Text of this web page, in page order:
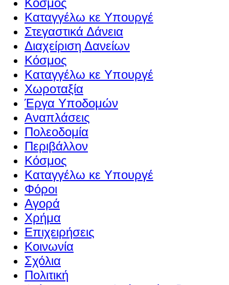
Καταγγέλω κε Υπουργέ
Στεγαστικά Δάνεια
Διαχείριση Δανείων
Κόσμος
Καταγγέλω κε Υπουργέ
Χωροταξία
Έργα Υποδομών
Αναπλάσεις
Πολεοδομία
Περιβάλλον
Κόσμος
Καταγγέλω κε Υπουργέ
Φόροι
Αγορά
Χρήμα
Επιχειρήσεις
Κοινωνία
Σχόλια
Πολιτική